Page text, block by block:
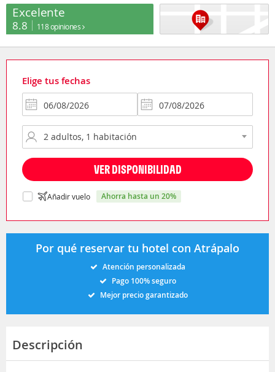
Excelente
8.8 118 opiniones
Elige tus fechas
VER DISPONIBILIDAD
Añadir vuelo ahorra hasta un 20%
Por qué reservar tu hotel con Atrápalo
Atención personalizada
Pago 100% seguro
Mejor precio garantizado
Descripción